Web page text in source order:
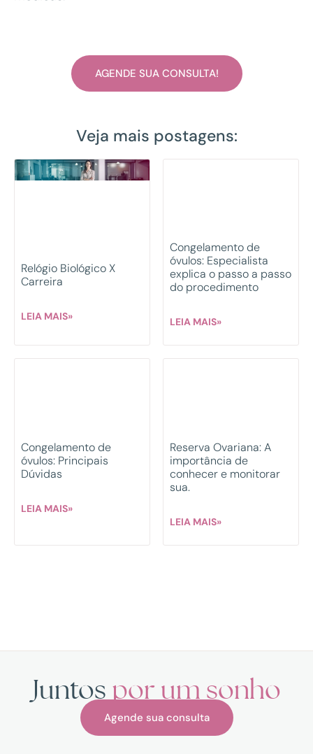
AGENDE SUA CONSULTA!
Veja mais postagens:
Relógio Biológico X
Carreira
LEIA MAIS»
Congelamento de
óvulos: Especialista
explica o passo a passo
do procedimento
LEIA MAIS»
Congelamento de
óvulos: Principais
Dúvidas
LEIA MAIS»
Reserva Ovariana: A
importância de
conhecer e monitorar
sua.
LEIA MAIS»
Juntos por um sonho
Agende sua consulta